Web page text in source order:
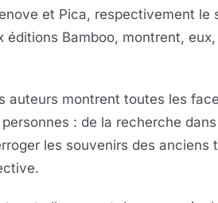
et Pica, respectivement le
éditions Bamboo, montrent,
auteurs montrent toutes les
: de la recherche
les souvenirs des anciens